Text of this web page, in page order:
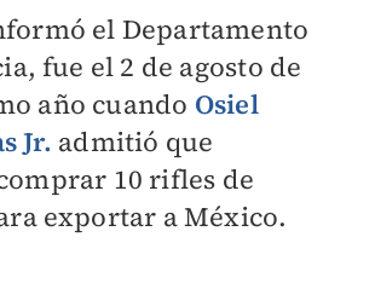
el Departamento
fue el 2 de agosto de
año cuando Osiel
Jr. admitió que
10 rifles de
exportar a México.